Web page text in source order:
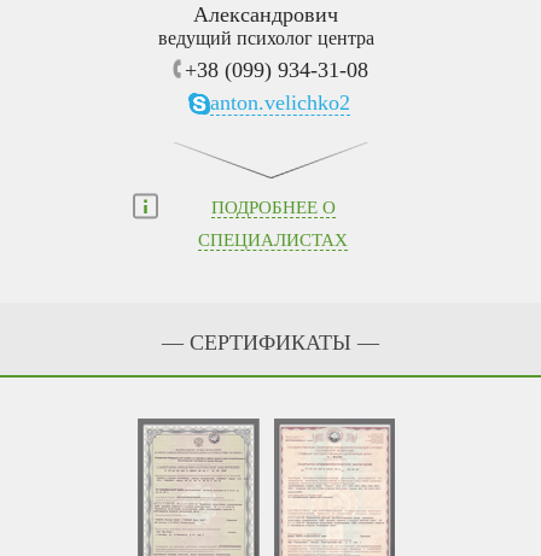
Александрович
ведущий психолог центра
+38 (099) 934-31-08
anton.velichko2
ПОДРОБНЕЕ О
СПЕЦИАЛИСТАХ
— СЕРТИФИКАТЫ —